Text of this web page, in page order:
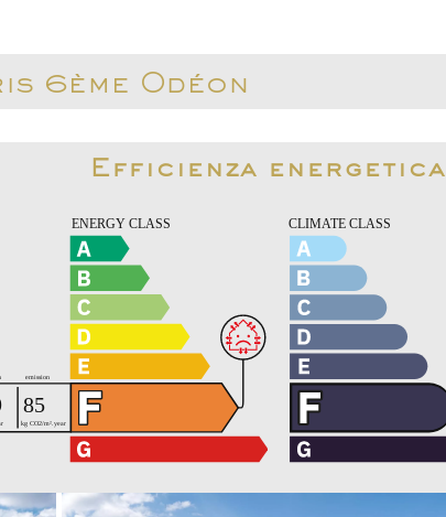
6ème Odéon
Efficienza energetica